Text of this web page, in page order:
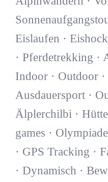
Eislaufen ·
· Pferdetrekking ·
Indoor · Outdoor ·
Ausdauersport ·
Älplerchilbi ·
games ·
· GPS Tracking ·
· Dynamisch ·